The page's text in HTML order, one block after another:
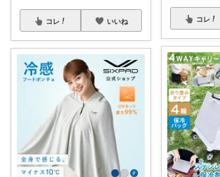
コレ いいね コレ